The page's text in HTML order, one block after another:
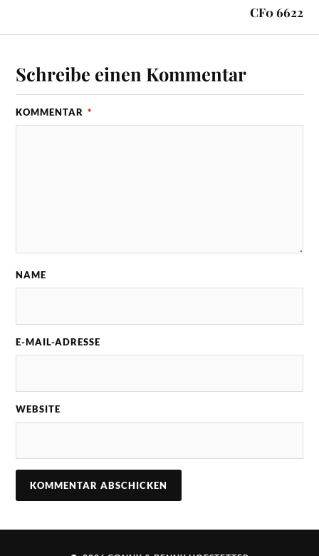
CF0 6622
Schreibe einen Kommentar
KOMMENTAR *
NAME
E-MAIL-ADRESSE
WEBSITE